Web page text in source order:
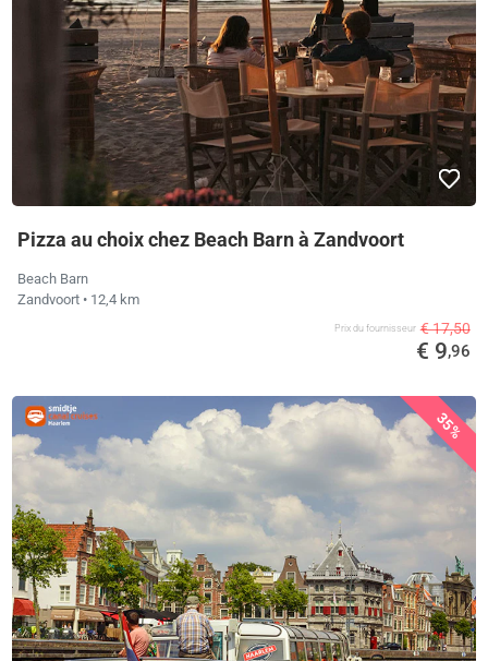
Pizza au choix chez Beach Barn à Zandvoort
Beach Barn
Zandvoort • 12,4 km
Prix ​​du fournisseur € 17,50
€ 9,96
35%